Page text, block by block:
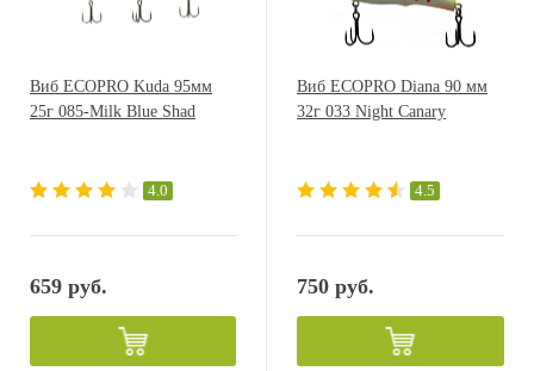
Виб ECOPRO Kuda 95мм
25г 085-Milk Blue Shad
4.0
659 руб.
Виб ECOPRO Diana 90 мм
32г 033 Night Canary
4.5
750 руб.